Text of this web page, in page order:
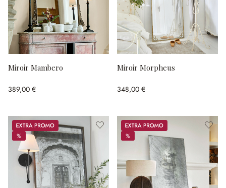
Miroir Mambero
389,00 €
Miroir Morpheus
348,00 €
Promos
%
%
Promos
%
%